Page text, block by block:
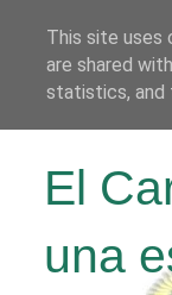
El
El
una
This site uses
are shared
statistics, and